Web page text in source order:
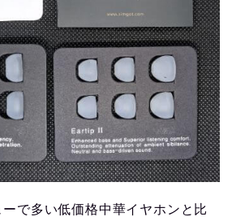
で多い低価格中華イヤホンと比